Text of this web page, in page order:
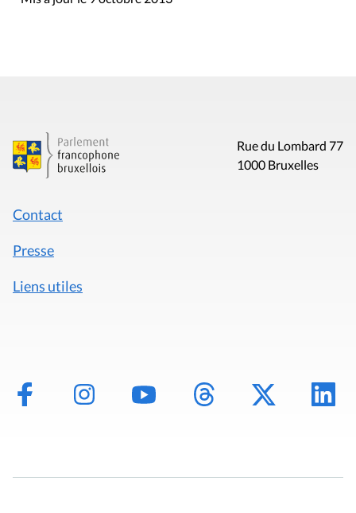
Rue du Lombard 77
1000 Bruxelles
Contact
Presse
Liens utiles